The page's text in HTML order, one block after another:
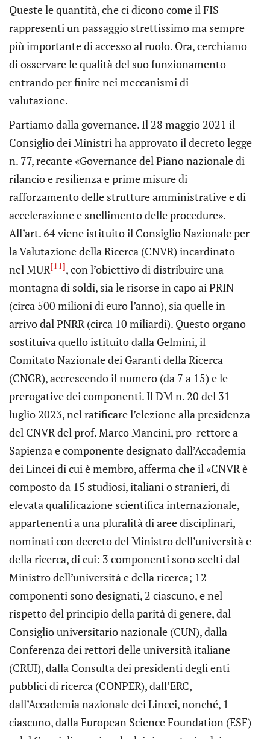
Queste le quantità, che ci dicono come il FIS
rappresenti un passaggio strettissimo ma sempre
più importante di accesso al ruolo. Ora, cerchiamo
di osservare le qualità del suo funzionamento
entrando per finire nei meccanismi di
valutazione.
Partiamo dalla governance. Il 28 maggio 2021 il
Consiglio dei Ministri ha approvato il decreto legge
n. 77, recante «Governance del Piano nazionale di
rilancio e resilienza e prime misure di
rafforzamento delle strutture amministrative e di
accelerazione e snellimento delle procedure».
All’art. 64 viene istituito il Consiglio Nazionale per
la Valutazione della Ricerca (CNVR) incardinato
nel MUR[11], con l’obiettivo di distribuire una
montagna di soldi, sia le risorse in capo ai PRIN
(circa 500 milioni di euro l’anno), sia quelle in
arrivo dal PNRR (circa 10 miliardi). Questo organo
sostituiva quello istituito dalla Gelmini, il
Comitato Nazionale dei Garanti della Ricerca
(CNGR), accrescendo il numero (da 7 a 15) e le
prerogative dei componenti. Il DM n. 20 del 31
luglio 2023, nel ratificare l’elezione alla presidenza
del CNVR del prof. Marco Mancini, pro-rettore a
Sapienza e componente designato dall’Accademia
dei Lincei di cui è membro, afferma che il «CNVR è
composto da 15 studiosi, italiani o stranieri, di
elevata qualificazione scientifica internazionale,
appartenenti a una pluralità di aree disciplinari,
nominati con decreto del Ministro dell’università e
della ricerca, di cui: 3 componenti sono scelti dal
Ministro dell’università e della ricerca; 12
componenti sono designati, 2 ciascuno, e nel
rispetto del principio della parità di genere, dal
Consiglio universitario nazionale (CUN), dalla
Conferenza dei rettori delle università italiane
(CRUI), dalla Consulta dei presidenti degli enti
pubblici di ricerca (CONPER), dall’ERC,
dall’Accademia nazionale dei Lincei, nonché, 1
ciascuno, dalla European Science Foundation (ESF)